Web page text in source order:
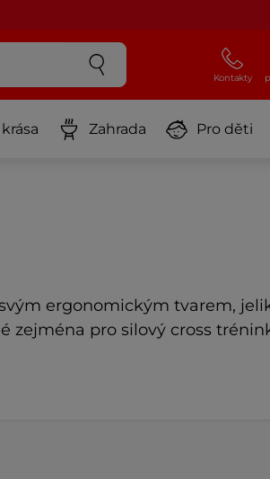
Kontakty
Zahrada Pro děti
ergonomickým tvarem,
pro silový cross